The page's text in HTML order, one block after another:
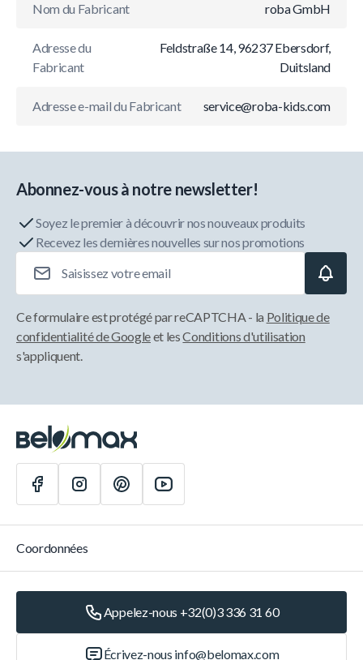
Nom du Fabricant roba GmbH
Adresse du
Fabricant
Feldstraße 14, 96237 Ebersdorf,
Duitsland
Adresse e-mail du Fabricant service@roba-kids.com
Abonnez-vous à notre newsletter!
Soyez le premier à découvrir nos nouveaux produits
Recevez les dernières nouvelles sur nos promotions
Ce formulaire est protégé par reCAPTCHA - la Politique de
confidentialité de Googleet lesConditions d'utilisation
s'appliquent.
Coordonnées
Appelez-nous +32(0)3 336 31 60
Écrivez-nous info@belomax.com